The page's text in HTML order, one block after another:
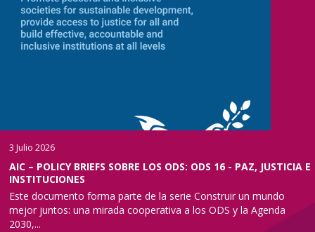
3 Julio 2026
AIC – POLICY BRIEFS SOBRE LOS ODS: ODS 16 - PAZ, JUSTICIA E
INSTITUCIONES
Este documento forma parte de la serie Construir un mundo
mejor juntos: una mirada cooperativa a los ODS y la Agenda
2030,...